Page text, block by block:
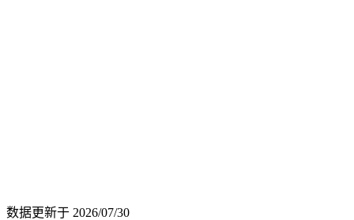
数据更新于 2026/07/30